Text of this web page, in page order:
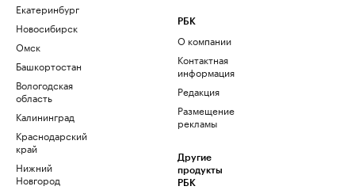
Екатеринбург
Новосибирск
Омск
Башкортостан
Вологодская
область
Калининград
Краснодарский
край
Нижний
Новгород
РБК
О компании
Контактная
информация
Редакция
Размещение
рекламы
Другие
продукты
РБК